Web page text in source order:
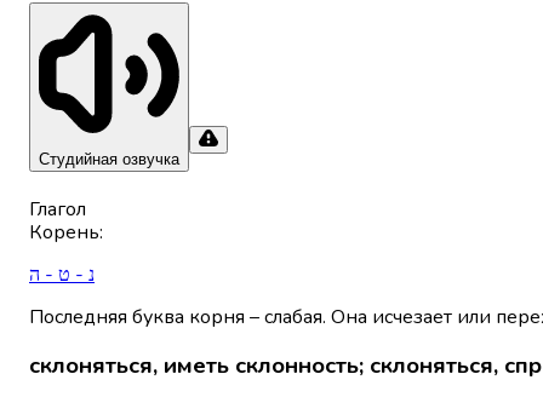
Студийная озвучка
Глагол
Корень:
נ - ט - ה
Последняя буква корня – слабая. Она исчезает или
склоняться, иметь склонность; склоняться,